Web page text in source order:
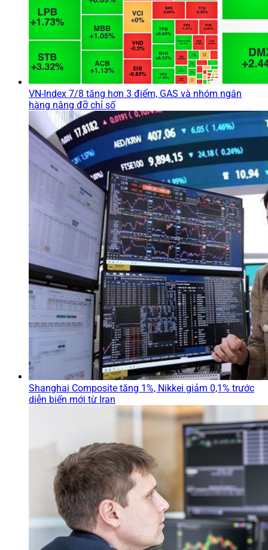
VN-Index 7/8 tăng hơn 3 điểm, GAS và nhóm ngân
hàng nâng đỡ chỉ số
Shanghai Composite tăng 1%, Nikkei giảm 0,1% trước
diễn biến mới từ Iran